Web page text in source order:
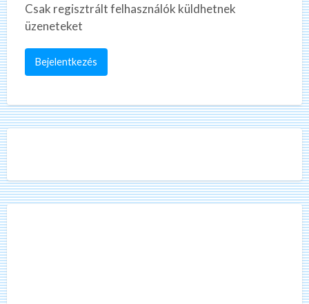
Csak regisztrált felhasználók küldhetnek
üzeneteket
Bejelentkezés